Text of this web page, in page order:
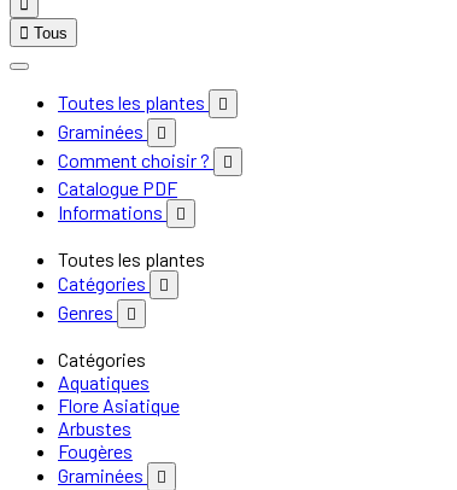

 Tous
Toutes les plantes 
Graminées 
Comment choisir ? 
Catalogue PDF
Informations

Toutes les plantes
Catégories

Genres 
Catégories
Aquatiques
Flore Asiatique
Arbustes
Fougères
Graminées
